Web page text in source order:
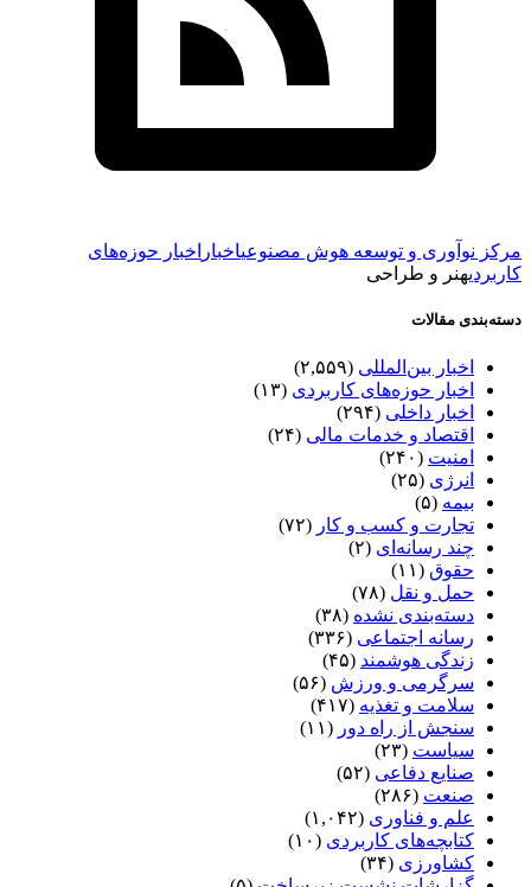
مرکز نوآوری و توسعه هوش مصنوعیاخبار اخبار حوزه‌های
کاربردیهنر و طراحی
دسته‌بندی مقالات
اخبار بین‌المللی (۲,۵۵۹)
اخبار حوزه‌های کاربردی (۱۳)
اخبار داخلی (۲۹۴)
اقتصاد و خدمات مالی (۲۴)
امنیت (۲۴۰)
انرژی (۲۵)
بیمه (۵)
تجارت و کسب و کار (۷۲)
چند رسانه‌ای (۲)
حقوق (۱۱)
حمل و نقل (۷۸)
دسته‌بندی نشده (۳۸)
رسانه اجتماعی (۳۳۶)
زندگی هوشمند (۴۵)
سرگرمی و ورزش (۵۶)
سلامت و تغذیه (۴۱۷)
سنجش از راه دور (۱۱)
سیاست (۲۳)
صنایع دفاعی (۵۲)
صنعت (۲۸۶)
علم و فناوری (۱,۰۴۲)
کتابچه‌های کاربردی (۱۰)
کشاورزی (۳۴)